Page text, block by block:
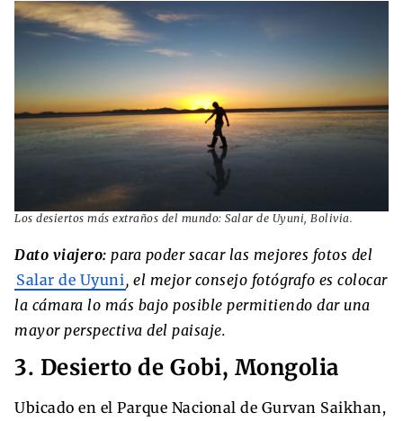
Los desiertos más extraños del mundo: Salar de Uyuni, Bolivia.
Dato viajero: para poder sacar las mejores fotos del
Salar de Uyuni, el mejor consejo fotógrafo es colocar
la cámara lo más bajo posible permitiendo dar una
mayor perspectiva del paisaje.
3. Desierto de Gobi, Mongolia
Ubicado en el Parque Nacional de Gurvan Saikhan,